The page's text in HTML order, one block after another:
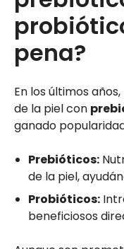
pena?
En los últimos
de la piel con
ganado
Prebióticos:
de la piel,
Probióticos:
beneficiosos